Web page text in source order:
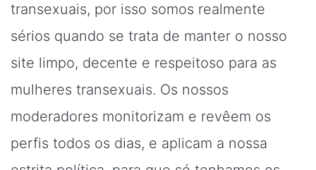
transexuais, por isso somos realmente
sérios quando se trata de manter o nosso
site limpo, decente e respeitoso para as
mulheres transexuais. Os nossos
moderadores monitorizam e revêem os
perfis todos os dias, e aplicam a nossa